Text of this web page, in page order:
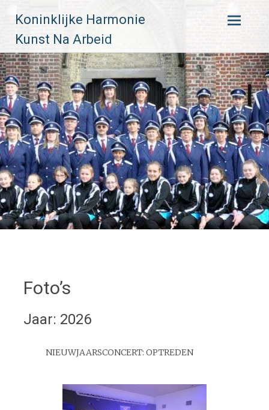
content
Koninklijke Harmonie
Kunst Na Arbeid
Foto’s
Jaar: 2026
NIEUWJAARSCONCERT: OPTREDEN